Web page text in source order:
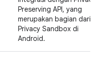
Preserving API, yang
merupakan bagian dari
Privacy Sandbox di
Android.